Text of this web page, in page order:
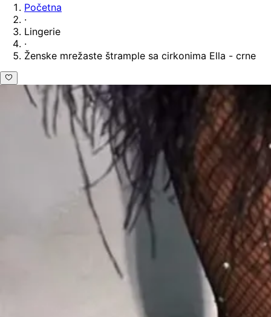
Početna
·
Lingerie
·
Ženske mrežaste štrample sa cirkonima Ella - crne